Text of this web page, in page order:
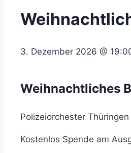
3. Dezember 2026 @
Weihnachtliches
Polizeiorchester Thüringen
Kostenlos Spende am